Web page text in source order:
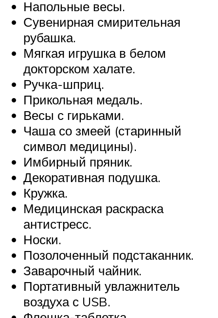
Напольные весы.
Сувенирная смирительная
рубашка.
Мягкая игрушка в белом
докторском халате.
Ручка-шприц.
Прикольная медаль.
Весы с гирьками.
Чаша со змеей (старинный
символ медицины).
Имбирный пряник.
Декоративная подушка.
Кружка.
Медицинская раскраска
антистресс.
Носки.
Позолоченный подстаканник.
Заварочный чайник.
Портативный увлажнитель
воздуха с USB.